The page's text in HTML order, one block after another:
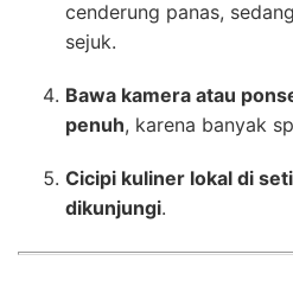
cenderung panas,
sejuk.
Bawa kamera atau
penuh, karena banyak
Cicipi kuliner lokal di
dikunjungi.